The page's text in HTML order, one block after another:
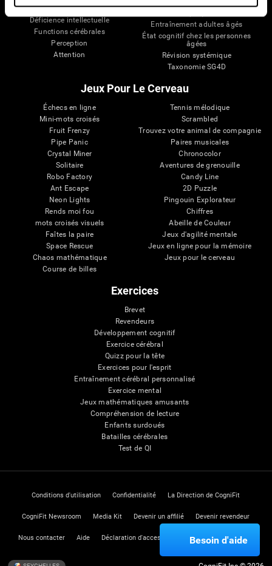
Perte de Mémoire
Déficience intellectuelle
Functions cérébrales
Perception
Attention
Personnes âgées en bonne santé
Entraînement adultes âgés
État cognitif chez les personnes
âgées
Révision systémique
Taxonomie SG4D
Jeux Pour Le Cerveau
Échecs en ligne
Mini-mots croisés
Fruit Frenzy
Pipe Panic
Crystal Miner
Solitaire
Robo Factory
Ant Escape
Neon Lights
Rends moi fou
mots croisés visuels
Faîtes la paire
Space Rescue
Chaos mathématique
Course de billes
Tennis mélodique
Scrambled
Trouvez votre animal de compagnie
Paires musicales
Chronocolor
Aventures de grenouille
Candy Line
2D Puzzle
Pingouin Explorateur
Chiffres
Abeille de Couleur
Jeux d'agilité mentale
Jeux en ligne pour la mémoire
Jeux pour le cerveau
Exercices
Brevet
Revendeurs
Développement cognitif
Exercice cérébral
Quizz pour la tête
Exercices pour l'esprit
Entraînement cérébral personnalisé
Exercice mental
Jeux mathématiques amusants
Compréhension de lecture
Enfants surdoués
Batailles cérébrales
Test de QI
Conditions d'utilisation Confidentialité La Direction de CogniFit
CogniFit Newsroom Media Kit Devenir un affilié Devenir revendeur
Nous contacter Aide Déclaration d'accessibilité Centre de Confiance
Besoin d'aide